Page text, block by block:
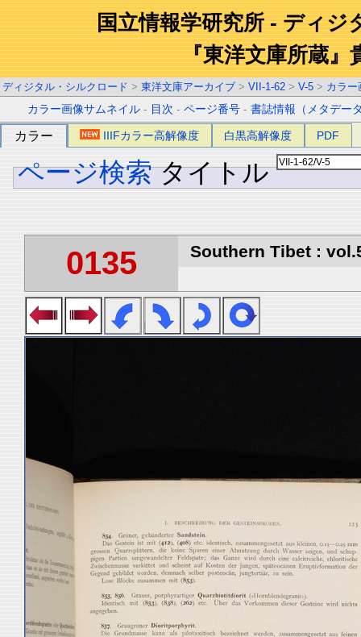
国立情報学研究所 - ディジ
『東洋文庫所蔵』
ディジタル・シルクロード > 東洋文庫アーカイブ > VII-1-62 > V-5 > カラー
カラー画像サムネイル - 目次 -ページ番号 -書誌情報（メタデー
カラー IIIFカラー高解像度 白黒高解像度 PDF
ページ検索 タイトル
0135 Southern Tibet :